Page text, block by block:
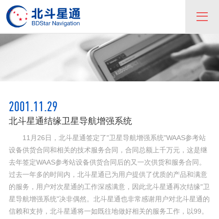
2001.11.29
北斗星通结缘卫星导航增强系统
11月26日，北斗星通签定了"卫星导航增强系统"WAAS参考站
设备供货合同和相关的技术服务合同，合同总额上千万元，这是继
去年签定WAAS参考站设备供货合同后的又一次供货和服务合同。
过去一年多的时间内，北斗星通已为用户提供了优质的产品和满意
的服务，用户对次星通的工作深感满意，因此北斗星通再次结缘"卫
星导航增强系统"决非偶然。北斗星通也非常感谢用户对北斗星通的
信赖和支持，北斗星通将一如既往地做好相关的服务工作，以99。